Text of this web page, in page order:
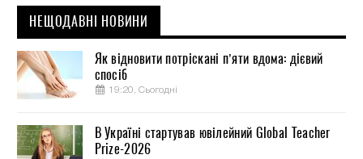
НЕЩОДАВНІ НОВИНИ
Як відновити потріскані п’яти вдома: дієвий
спосіб
19:20, Сьогодні
В Україні стартував ювілейний Global Teacher
Prize-2026